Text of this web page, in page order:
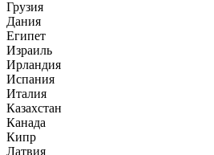
Грузия
Дания
Египет
Израиль
Ирландия
Испания
Италия
Казахстан
Канада
Кипр
Латвия